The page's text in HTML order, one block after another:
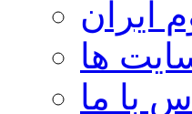
ایران
ها
با ما